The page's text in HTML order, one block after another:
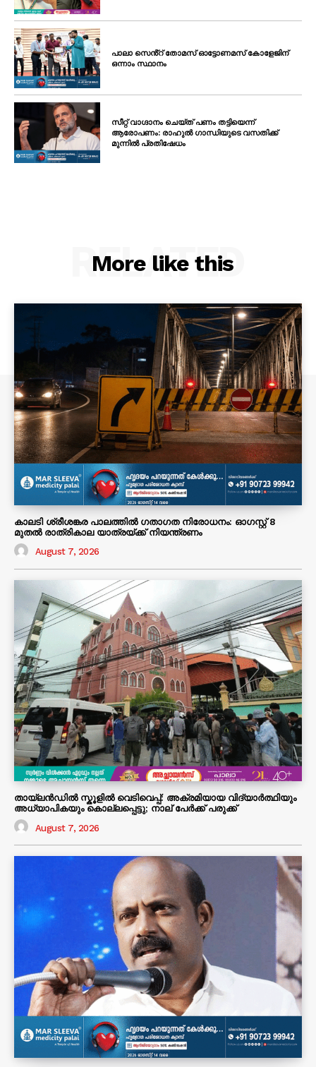
പാലാ സെൻ്റ് തോമസ് ഓട്ടോണമസ് കോളേജിന്
ഒന്നാം സ്ഥാനം
സീറ്റ് വാഗ്ദാനം ചെയ്ത് പണം തട്ടിയെന്ന്
ആരോപണം: രാഹുൽ ഗാന്ധിയുടെ വസതിക്ക്
മുന്നിൽ പ്രതിഷേധം
More like this
RELATED
കാലടി ശ്രീശങ്കര പാലത്തിൽ ഗതാഗത നിരോധനം: ഓഗസ്റ്റ് 8
മുതൽ രാത്രികാല യാത്രയ്ക്ക് നിയന്ത്രണം
August 7, 2026
തായ്ലൻഡിൽ സ്കൂളിൽ വെടിവെപ്പ്: അക്രമിയായ വിദ്യാർത്ഥിയും
അധ്യാപികയും കൊല്ലപ്പെട്ടു; നാല് പേർക്ക് പരുക്ക്
August 7, 2026